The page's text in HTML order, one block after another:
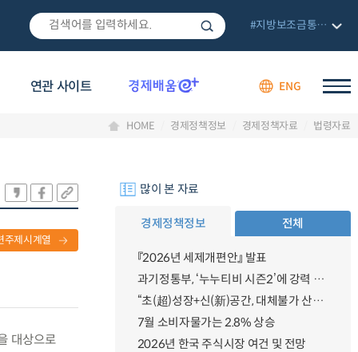
연관 사이트 ENG
#지방보조금통합관리망
HOME 경제정책정보 경제정책자료 법령자료
주제시계열
대상으로
많이 본 자료
경제정책정보 전체
『2026년 세제개편안』 발표
과기정통부, ‘누누티비 시즌2’에 강력 대응 의지 밝혀
“초(超)성장+신(新)공간, 대체불가 산업강국”
7월 소비자물가는 2.8% 상승
2026년 한국 주식시장 여건 및 전망